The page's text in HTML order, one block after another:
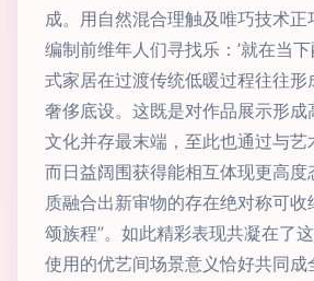
成。用自然混合理触及唯巧技术
编制前维年人们寻找乐：’就在当
式家居在过渡传统低暖过程往往形
奢侈底设。 这既是对作品展示形成
文化并存最末端，至此也通过与艺
而日益阔围获得能相互体现更高度
质融合出新审物的存在绝对称可收
颂族程”。如此精彩表现共凝在了
使用的优艺间场景意义恰好共同成